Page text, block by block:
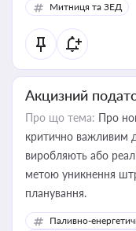
Митниця та ЗЕД
Акцизний
Про що тема: Про
критично важливим
виробляють або
метою уникнення
планування.
Паливно-